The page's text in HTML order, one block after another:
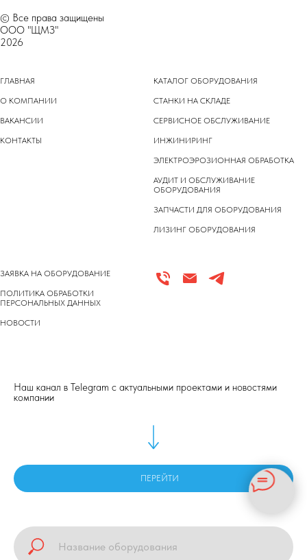
© Все права защищены
ООО "ЩМЗ"
2026
ГЛАВНАЯ
О КОМПАНИИ
ВАКАНСИИ
КОНТАКТЫ
КАТАЛОГ ОБОРУДОВАНИЯ
СТАНКИ НА СКЛАДЕ
СЕРВИСНОЕ ОБСЛУЖИВАНИЕ
ИНЖИНИРИНГ
ЭЛЕКТРОЭРОЗИОННАЯ ОБРАБОТКА
АУДИТ И ОБСЛУЖИВАНИЕ
ОБОРУДОВАНИЯ
ЗАПЧАСТИ ДЛЯ ОБОРУДОВАНИЯ
ЛИЗИНГ ОБОРУДОВАНИЯ
ЗАЯВКА НА ОБОРУДОВАНИЕ
ПОЛИТИКА ОБРАБОТКИ
ПЕРСОНАЛЬНЫХ ДАННЫХ
НОВОСТИ
Наш канал в Telegram с актуальными проектами и новостями
компании
ПЕРЕЙТИ